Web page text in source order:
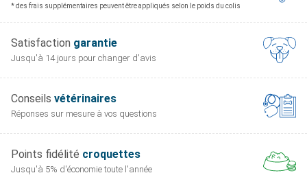
* des frais supplémentaires peuvent être appliqués selon le poids du colis
Satisfaction garantie
Jusqu'à 14 jours pour changer d'avis
Conseils vétérinaires
Réponses sur mesure à vos questions
Points fidélité croquettes
Jusqu'à 5% d'économie toute l'année